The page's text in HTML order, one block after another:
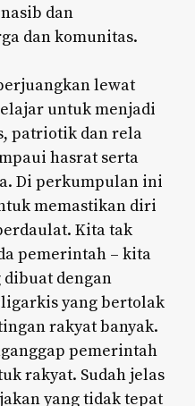
dan
dan komunitas.
lewat
untuk menjadi
patriotik dan rela
hasrat serta
Di perkumpulan ini
memastikan diri
Kita tak
pemerintah – kita
dengan
yang bertolak
rakyat banyak.
pemerintah
rakyat. Sudah jelas
yang tidak tepat